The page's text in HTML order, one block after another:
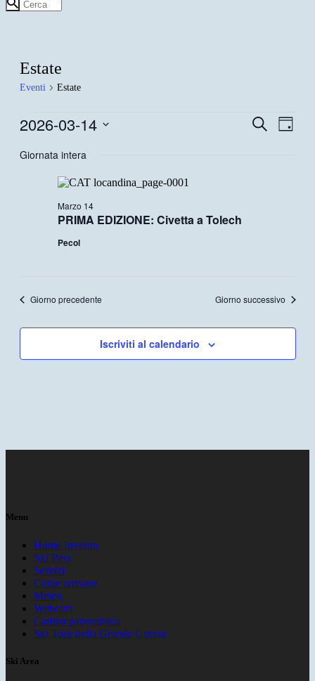
Estate
Eventi Estate
Eventi
14/03/2026
Eventi
Cerca
Viste
Giorno
2026-03-14
la
Giornata intera
PRIMA EDIZIONE: Civetta a Tolech
Marzo 14
Pecol
Giorno precedente Giorno successivo
Iscriviti al calendario
Menu
Home Inverno
Ski Pass
Servizi
Come arrivare
Meteo
Webcam
Cartina panoramica
Ski Tour della Grande Guerra
Ski Area